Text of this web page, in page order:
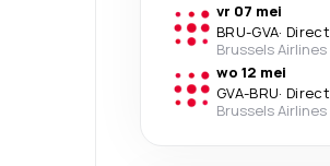
vr 07 mei
BRU-GVA· Direct
Brussels Airlines
wo 12 mei
GVA-BRU· Direct
Brussels Airlines